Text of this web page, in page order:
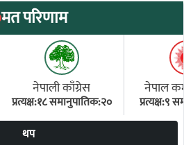
मत परिणाम
नेपाली काँग्रेस
प्रत्यक्ष:१८ समानुपातिक:२०
नेपाल
प्रत्यक्ष:९
थप